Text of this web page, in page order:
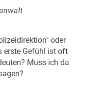
oder
erste Gefühl ist oft
Muss ich da